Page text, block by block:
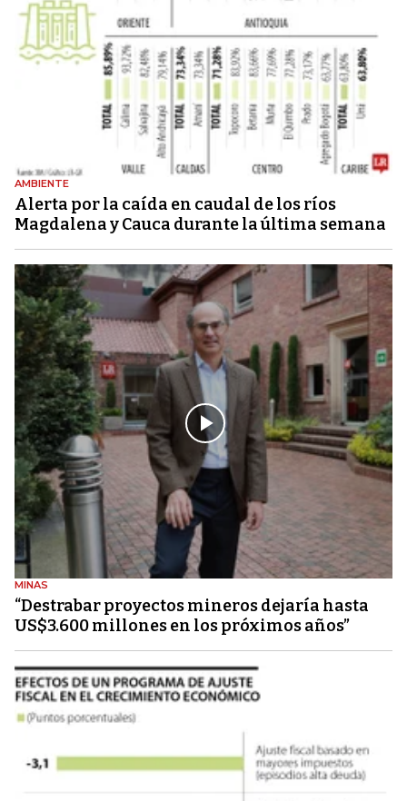
AMBIENTE
Alerta por la caída en caudal de los ríos
Magdalena y Cauca durante la última semana
MINAS
“Destrabar proyectos mineros dejaría hasta
US$3.600 millones en los próximos años”